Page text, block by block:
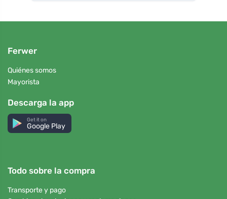
Ferwer
Quiénes somos
Mayorista
Descarga la app
Get it on
Google Play
Todo sobre la compra
Transporte y pago